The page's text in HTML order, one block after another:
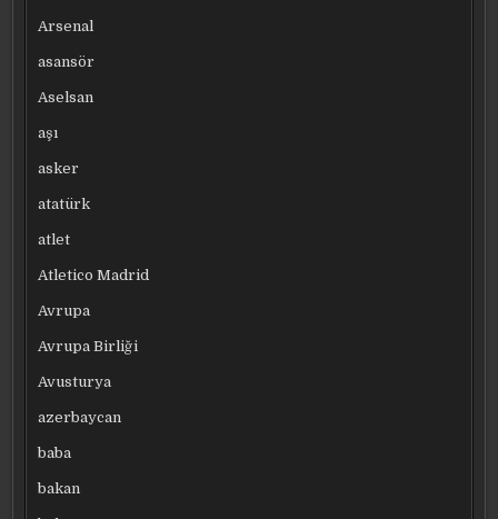
Arsenal
asansör
Aselsan
aşı
asker
atatürk
atlet
Atletico Madrid
Avrupa
Avrupa Birliği
Avusturya
azerbaycan
baba
bakan